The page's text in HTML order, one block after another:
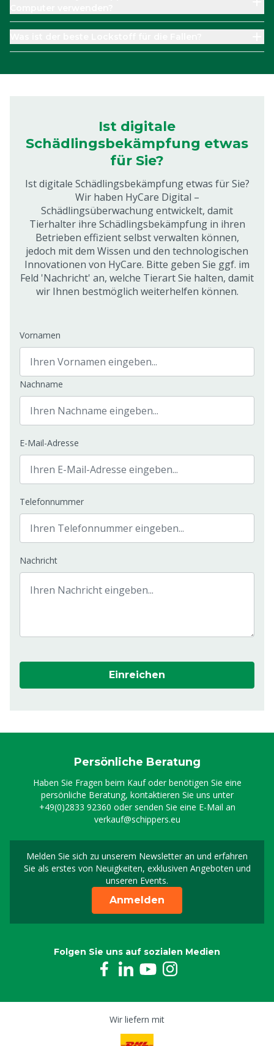
Ist digitale
Schädlingsbekämpfung etwas
für Sie?
Ist digitale Schädlingsbekämpfung etwas für Sie?
Wir haben HyCare Digital –
Schädlingsüberwachung entwickelt, damit
Tierhalter ihre Schädlingsbekämpfung in ihren
Betrieben effizient selbst verwalten können,
jedoch mit dem Wissen und den technologischen
Innovationen von HyCare. Bitte geben Sie ggf. im
Feld 'Nachricht' an, welche Tierart Sie halten, damit
wir Ihnen bestmöglich weiterhelfen können.
Vornamen
Nachname
E-Mail-Adresse
Telefonnummer
Nachricht
Einreichen
Persönliche Beratung
Haben Sie Fragen beim Kauf oder benötigen Sie eine
persönliche Beratung, kontaktieren Sie uns unter
+49(0)2833 92360 oder senden Sie eine E-Mail an
verkauf@schippers.eu
Melden Sie sich zu unserem Newsletter an und erfahren
Sie als erstes von Neuigkeiten, exklusiven Angeboten und
unseren Events.
Melden Sie sich für
Anmelden
Folgen Sie uns auf sozialen Medien
Wir liefern mit